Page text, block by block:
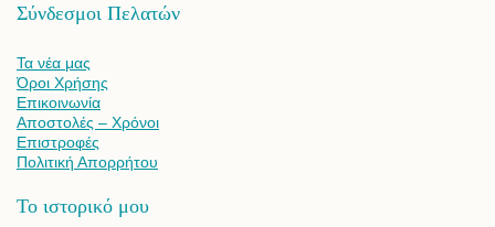
Σύνδεσμοι Πελατών
Τα νέα μας
Όροι Χρήσης
Επικοινωνία
Αποστολές – Χρόνοι
Επιστροφές
Πολιτική Απορρήτου
Το ιστορικό μου